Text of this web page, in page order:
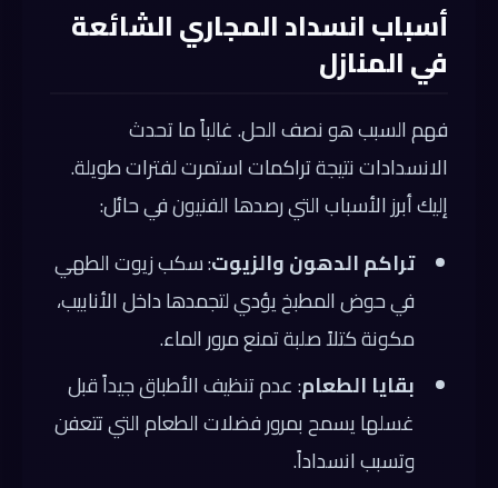
أسباب انسداد المجاري الشائعة
في المنازل
فهم السبب هو نصف الحل. غالباً ما تحدث
الانسدادات نتيجة تراكمات استمرت لفترات طويلة.
إليك أبرز الأسباب التي رصدها الفنيون في حائل:
تراكم الدهون والزيوت: سكب زيوت الطهي
في حوض المطبخ يؤدي لتجمدها داخل الأنابيب،
مكونة كتلاً صلبة تمنع مرور الماء.
بقايا الطعام: عدم تنظيف الأطباق جيداً قبل
غسلها يسمح بمرور فضلات الطعام التي تتعفن
وتسبب انسداداً.